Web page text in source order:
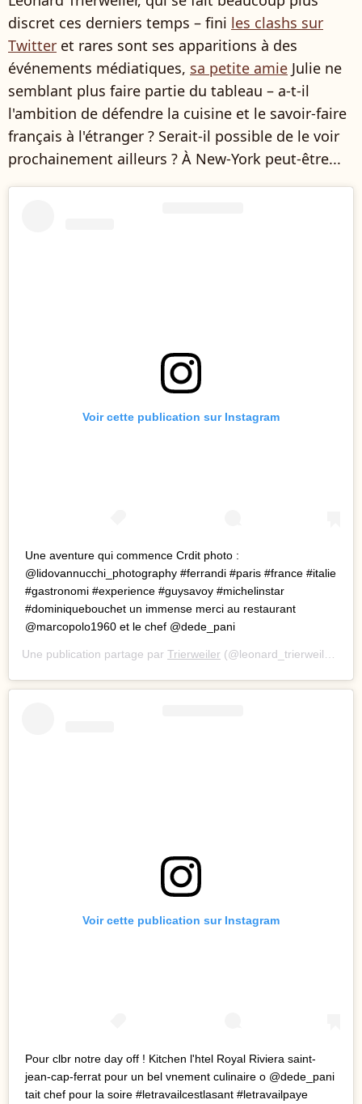
discret ces derniers temps – fini les clashs sur
Twitter et rares sont ses apparitions à des
événements médiatiques, sa petite amie Julie ne
semblant plus faire partie du tableau – a-t-il
l'ambition de défendre la cuisine et le savoir-faire
français à l'étranger ? Serait-il possible de le voir
prochainement ailleurs ? À New-York peut-être...
Voir cette publication sur Instagram
Une aventure qui commence Crdit photo :
@lidovannucchi_photography #ferrandi #paris #france #italie
#gastronomi #experience #guysavoy #michelinstar
#dominiquebouchet un immense merci au restaurant
@marcopolo1960 et le chef @dede_pani
Une publication partage par Trierweiler (@leonard_trierweiler) le
Voir cette publication sur Instagram
Pour clbr notre day off ! Kitchen l'htel Royal Riviera saint-
jean-cap-ferrat pour un bel vnement culinaire o @dede_pani
tait chef pour la soire #letravailcestlasant #letravailpaye